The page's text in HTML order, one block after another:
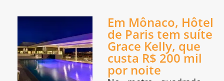
Em Mônaco, Hôtel
de Paris tem suíte
Grace Kelly, que
custa R$ 200 mil
por noite